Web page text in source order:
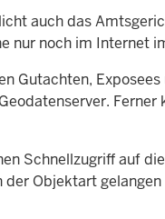
auch das
nur noch im Internet
Gutachten,
Schnellzugriff auf
Objektart